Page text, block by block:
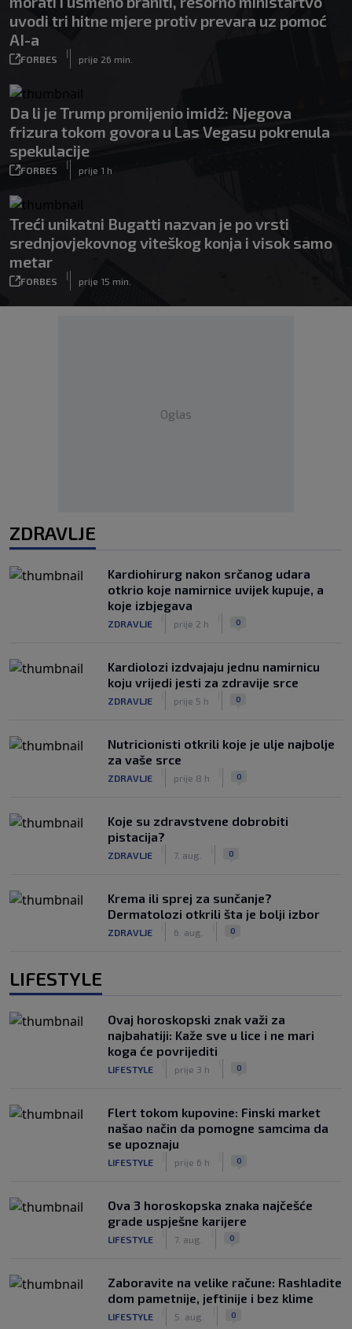
uvodi tri hitne mjere protiv prevara uz pomoć
AI-a
FORBES
|
prije 26 min.
Da li je Trump promijenio imidž: Njegova
frizura tokom govora u Las Vegasu pokrenula
spekulacije
FORBES
|
prije 1 h
Treći unikatni Bugatti nazvan je po vrsti
srednjovjekovnog viteškog konja i visok samo
metar
FORBES
|
prije 15 min.
Oglas
ZDRAVLJE
Kardiohirurg nakon srčanog udara
otkrio koje namirnice uvijek kupuje, a
koje izbjegava
ZDRAVLJE prije 2 h 0
Kardiolozi izdvajaju jednu namirnicu
koju vrijedi jesti za zdravije srce
ZDRAVLJE prije 5 h 0
Nutricionisti otkrili koje je ulje najbolje
za vaše srce
ZDRAVLJE prije 8 h 0
Koje su zdravstvene dobrobiti
pistacija?
ZDRAVLJE 7. aug. 0
Krema ili sprej za sunčanje?
Dermatolozi otkrili šta je bolji izbor
ZDRAVLJE 6. aug. 0
LIFESTYLE
Ovaj horoskopski znak važi za
najbahatiji: Kaže sve u lice i ne mari
koga će povrijediti
LIFESTYLE prije 3 h 0
Flert tokom kupovine: Finski market
našao način da pomogne samcima da
se upoznaju
LIFESTYLE prije 6 h 0
Ova 3 horoskopska znaka najčešće
grade uspješne karijere
LIFESTYLE 7. aug. 0
Zaboravite na velike račune: Rashladite
dom pametnije, jeftinije i bez klime
LIFESTYLE 5. aug. 0